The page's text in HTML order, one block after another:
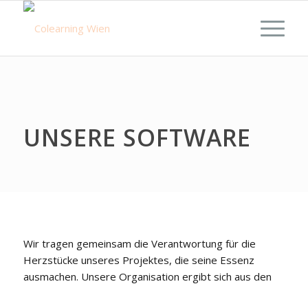
UNSERE SOFTWARE
Wir tragen gemeinsam die Verantwortung für die
Herzstücke unseres Projektes, die seine Essenz
ausmachen. Unsere Organisation ergibt sich aus den